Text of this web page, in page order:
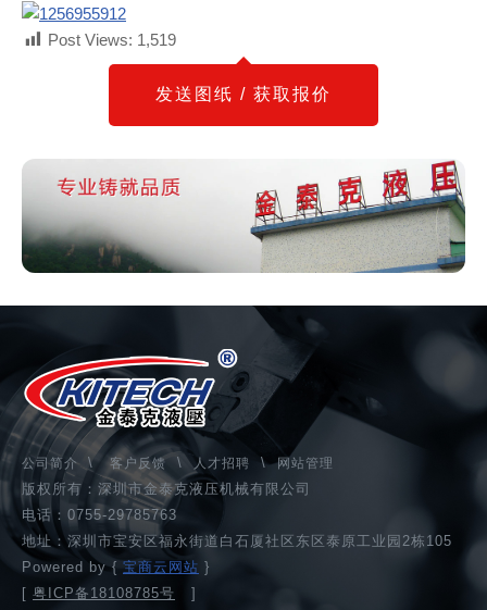
Post Views: 1,519
发送图纸 / 获取报价
公司简介 \ 客户反馈\ 人才招聘 \网站管理
版权所有：深圳市金泰克液压机械有限公司
电话：0755-29785763
地址：深圳市宝安区福永街道白石厦社区东区泰原工业园2栋105
Powered by { 宝商云网站 }
[ 粤ICP备18108785号 ]